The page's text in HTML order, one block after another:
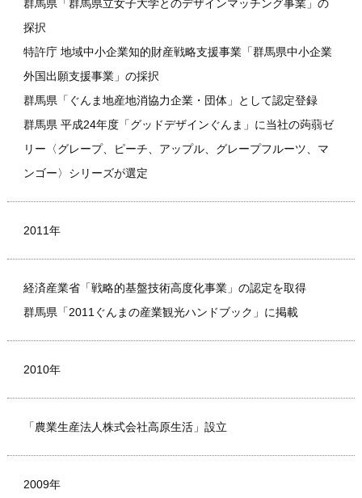
群馬県「群馬県立女子大学とのデザインマッチング事業」の
探択
特許庁 地域中小企業知的財産戦略支援事業「群馬県中小企業
外国出願支援事業」の採択
群馬県「ぐんま地産地消協力企業・団体」として認定登録
群馬県 平成24年度「グッドデザインぐんま」に当社の蒟蒻ゼ
リー〈グレープ、ピーチ、アップル、グレープフルーツ、マ
ンゴー〉シリーズが選定
2011年
経済産業省「戦略的基盤技術高度化事業」の認定を取得
群馬県「2011ぐんまの産業観光ハンドブック」に掲載
2010年
「農業生産法人株式会社高原生活」設立
2009年